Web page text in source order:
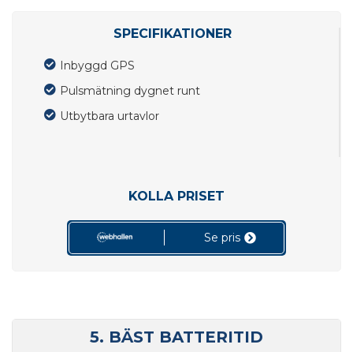
SPECIFIKATIONER
Inbyggd GPS
Pulsmätning dygnet runt
Utbytbara urtavlor
KOLLA PRISET
Se pris
5. BÄST BATTERITID